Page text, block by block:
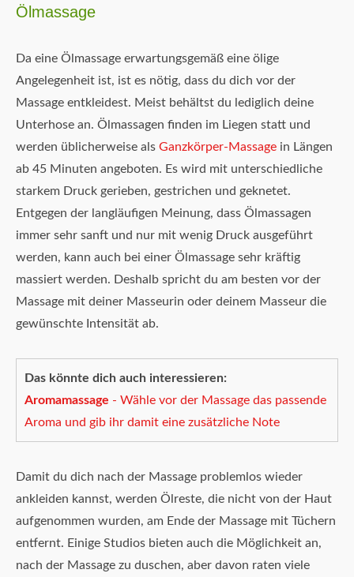
Ölmassage
Da eine Ölmassage erwartungsgemäß eine ölige
Angelegenheit ist, ist es nötig, dass du dich vor der
Massage entkleidest. Meist behältst du lediglich deine
Unterhose an. Ölmassagen finden im Liegen statt und
werden üblicherweise als Ganzkörper-Massage in Längen
ab 45 Minuten angeboten. Es wird mit unterschiedliche
starkem Druck gerieben, gestrichen und geknetet.
Entgegen der langläufigen Meinung, dass Ölmassagen
immer sehr sanft und nur mit wenig Druck ausgeführt
werden, kann auch bei einer Ölmassage sehr kräftig
massiert werden. Deshalb spricht du am besten vor der
Massage mit deiner Masseurin oder deinem Masseur die
gewünschte Intensität ab.
Das könnte dich auch interessieren:
Aromamassage - Wähle vor der Massage das passende
Aroma und gib ihr damit eine zusätzliche Note
Damit du dich nach der Massage problemlos wieder
ankleiden kannst, werden Ölreste, die nicht von der Haut
aufgenommen wurden, am Ende der Massage mit Tüchern
entfernt. Einige Studios bieten auch die Möglichkeit an,
nach der Massage zu duschen, aber davon raten viele